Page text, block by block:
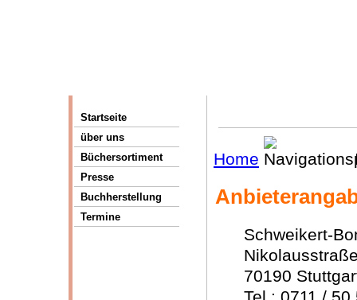
Startseite
über uns
Büchersortiment
Presse
Buchherstellung
Termine
Home
Schweikert-
70190